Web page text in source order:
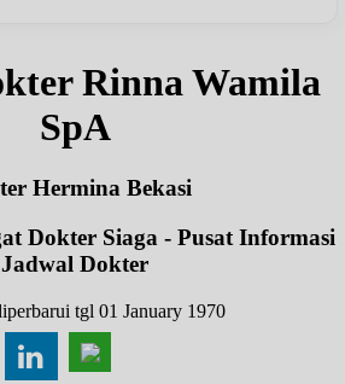
Rinna Wamila
SpA
Hermina Bekasi
Dokter Siaga - Pusat Informasi
Jadwal Dokter
tgl 01 January 1970